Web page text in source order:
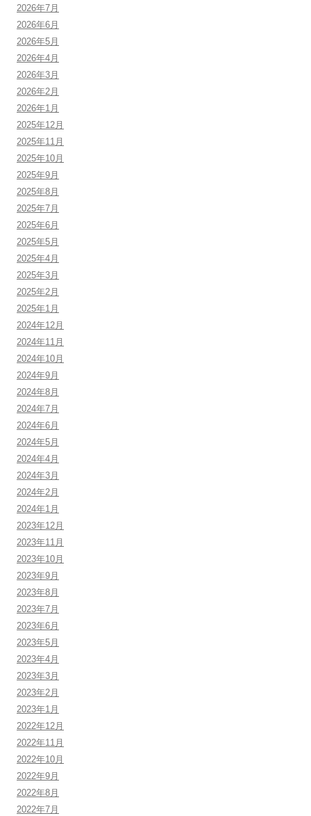
2026年7月
2026年6月
2026年5月
2026年4月
2026年3月
2026年2月
2026年1月
2025年12月
2025年11月
2025年10月
2025年9月
2025年8月
2025年7月
2025年6月
2025年5月
2025年4月
2025年3月
2025年2月
2025年1月
2024年12月
2024年11月
2024年10月
2024年9月
2024年8月
2024年7月
2024年6月
2024年5月
2024年4月
2024年3月
2024年2月
2024年1月
2023年12月
2023年11月
2023年10月
2023年9月
2023年8月
2023年7月
2023年6月
2023年5月
2023年4月
2023年3月
2023年2月
2023年1月
2022年12月
2022年11月
2022年10月
2022年9月
2022年8月
2022年7月